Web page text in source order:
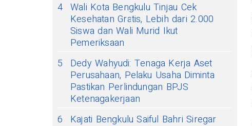
4 Wali Kota Bengkulu Tinjau Cek
Kesehatan Gratis, Lebih dari 2.000
Siswa dan Wali Murid Ikut
Pemeriksaan
5
Dedy Wahyudi: Tenaga Kerja Aset
Perusahaan, Pelaku Usaha Diminta
Pastikan Perlindungan BPJS
Ketenagakerjaan
6
Kajati Bengkulu Saiful Bahri Siregar